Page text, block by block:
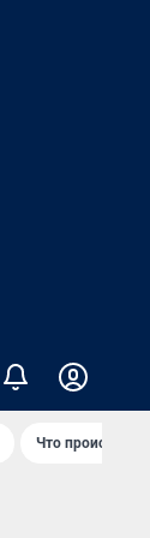
Что происходит